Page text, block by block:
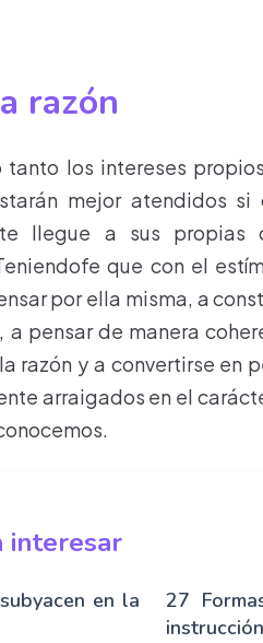
razón
los intereses
mejor atendidos
llegue a sus propias
que con el
por ella misma, a
a pensar de manera
razón y a convertirse en
arraigados en el
interesar
en la
27
instrucción